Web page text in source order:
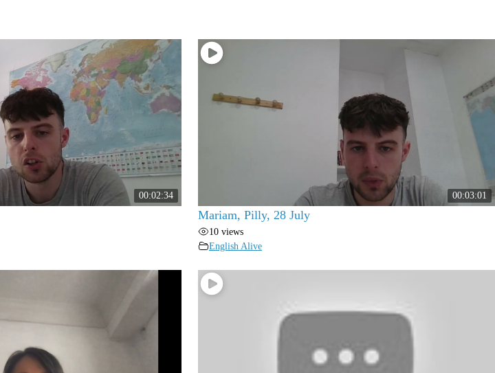
00:02:34 00:03:01
Mariam, Pilly, 28 July
10 views
English Alive